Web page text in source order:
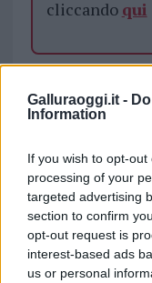
Galluraoggi.it -
Information
If you wish to opt-
processing of your
targeted advertising
section to confirm
opt-out request is
interest-based ads
us or personal
cliccando qui
Raccolta Sangue
i
Su